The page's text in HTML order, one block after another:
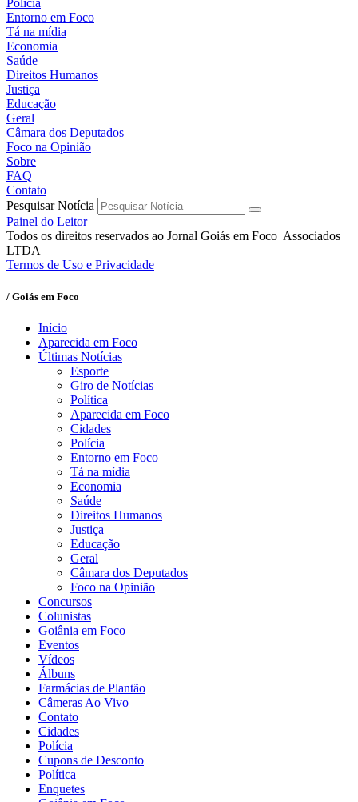
Polícia
Entorno em Foco
Tá na mídia
Economia
Saúde
Direitos Humanos
Justiça
Educação
Geral
Câmara dos Deputados
Foco na Opinião
Sobre
FAQ
Contato
Pesquisar Notícia
Painel do Leitor
Todos os direitos reservados ao Jornal Goiás em Foco Associados
LTDA
Termos de Uso e Privacidade
/ Goiás em Foco
Início
Aparecida em Foco
Últimas Notícias
Esporte
Giro de Notícias
Política
Aparecida em Foco
Cidades
Polícia
Entorno em Foco
Tá na mídia
Economia
Saúde
Direitos Humanos
Justiça
Educação
Geral
Câmara dos Deputados
Foco na Opinião
Concursos
Colunistas
Goiânia em Foco
Eventos
Vídeos
Álbuns
Farmácias de Plantão
Câmeras Ao Vivo
Contato
Cidades
Polícia
Cupons de Desconto
Política
Enquetes